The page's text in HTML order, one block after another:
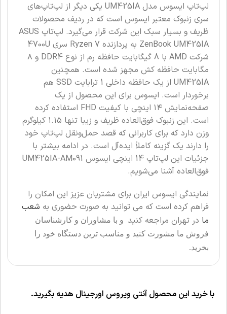
لپ‌تاپ ایسوس مدل UM425IA یکی دیگر از لپ‌تاپ‌های
سری زنبوک معتبر ایسوس است که در ردیف محصولات
ظریف و بسیار سبک این شرکت قرار می‌گیرد. لپ‌تاپ ASUS
ZenBook UM425IA به پردازنده Ryzen 7 سری 4700U
شرکت AMD با 8 گیگابایت حافظه رم از نوع DDR4 و ۸
مگابایت حافظه کش مجهز شده است. همچنین
UM425IA از یک حافظه داخلی 1 ترابایت SSD هم
برخوردار است. ایسوس برای این محصول از یک
صفحه‌نمایش ۱۴ اینچی با کیفیت FHD استفاده کرده
است. این زنبوک فوق‌العاده ظریف و زیبا تنها ۱.۱۵ کیلوگرم
وزن دارد که برای کاربرانی که قصد حمل‌ونقل لپ‌تاپ خود
را دارند یک گزینه کاملاً ایده‌آل است. در ادامه بیشتر با
جزئیات این لپ‌تاپ 14 اینچی ایسوس UM425IA-AM091
فوق‌العاده آشنا می‌شویم.
نمایندگی ایسوس ایران برای مشتریان عزیز این امکان را
فراهم کرده است که می توانید به صورت حضوری به شعب
ما در تهران مراجعه کنید و با مشاوران و کارشناسان
فروش ما مشورت کنید و مناسب ترین دستگاه خود را
بخرید.
با خرید این محصول آنتی ویروس اورجینال هدیه بگیرید.